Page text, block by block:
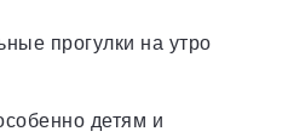
прогулки на утро
детям и